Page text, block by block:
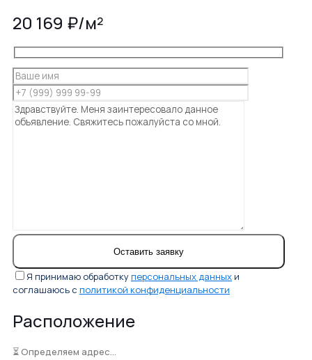
20 169 ₽/м²
Я принимаю обработкуперсональных данных и
соглашаюсь с политикой конфиденциальности
Расположение
⏳ Определяем адрес...